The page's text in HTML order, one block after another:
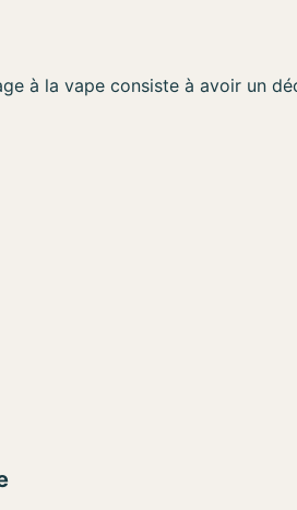
à la vape consiste à avoir un